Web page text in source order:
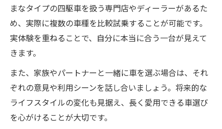
まなタイプの四駆車を扱う専門店やディーラーがあるた
め、実際に複数の車種を比較試乗することが可能です。
実体験を重ねることで、自分に本当に合う一台が見えて
きます。
また、家族やパートナーと一緒に車を選ぶ場合は、それ
ぞれの意見や利用シーンを話し合いましょう。将来的な
ライフスタイルの変化も見据え、長く愛用できる車選び
を心がけることが大切です。